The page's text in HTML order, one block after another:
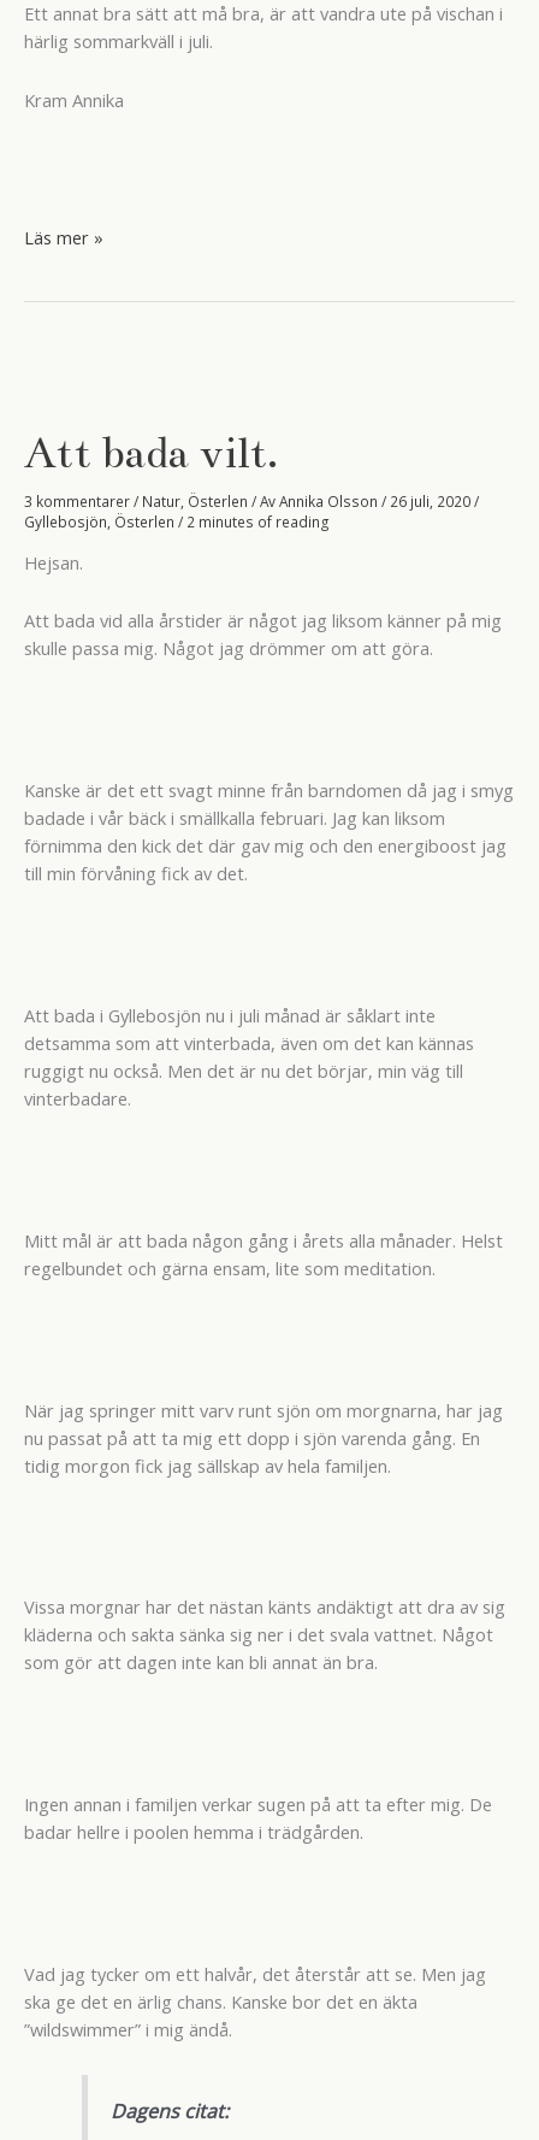
Ett annat bra sätt att må bra, är att vandra ute på vischan i
härlig sommarkväll i juli.
Kram Annika
Fält
Läs mer »
Att bada vilt.
3 kommentarer/ Natur Österlen / AvAnnika Olsson / 26 juli, 2020/
Gyllebosjön Österlen / 2 minutes of reading
Hejsan.
Att bada vid alla årstider är något jag liksom känner på mig
skulle passa mig. Något jag drömmer om att göra.
Kanske är det ett svagt minne från barndomen då jag i smyg
badade i vår bäck i smällkalla februari. Jag kan liksom
förnimma den kick det där gav mig och den energiboost jag
till min förvåning fick av det.
Att bada i Gyllebosjön nu i juli månad är såklart inte
detsamma som att vinterbada, även om det kan kännas
ruggigt nu också. Men det är nu det börjar, min väg till
vinterbadare.
Mitt mål är att bada någon gång i årets alla månader. Helst
regelbundet och gärna ensam, lite som meditation.
När jag springer mitt varv runt sjön om morgnarna, har jag
nu passat på att ta mig ett dopp i sjön varenda gång. En
tidig morgon fick jag sällskap av hela familjen.
Vissa morgnar har det nästan känts andäktigt att dra av sig
kläderna och sakta sänka sig ner i det svala vattnet. Något
som gör att dagen inte kan bli annat än bra.
Ingen annan i familjen verkar sugen på att ta efter mig. De
badar hellre i poolen hemma i trädgården.
Vad jag tycker om ett halvår, det återstår att se. Men jag
ska ge det en ärlig chans. Kanske bor det en äkta
”wildswimmer” i mig ändå.
Dagens citat: